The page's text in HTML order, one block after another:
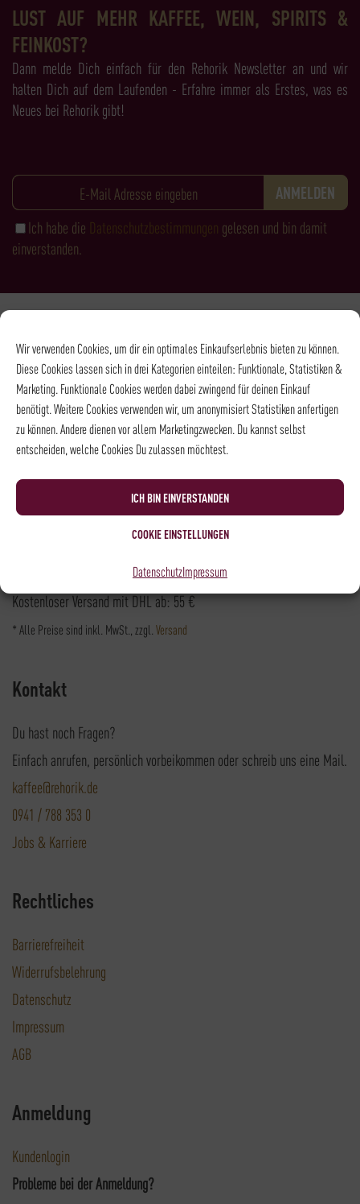
Wir verwenden Cookies, um dir ein optimales Einkaufserlebnis bieten zu können.
Diese Cookies lassen sich in drei Kategorien einteilen: Funktionale, Statistiken &
Marketing. Funktionale Cookies werden dabei zwingend für deinen Einkauf
benötigt. Weitere Cookies verwenden wir, um anonymisiert Statistiken anfertigen
zu können. Andere dienen vor allem Marketingzwecken. Du kannst selbst
entscheiden, welche Cookies Du zulassen möchtest.
ICH BIN EINVERSTANDEN
COOKIE EINSTELLUNGEN
DatenschutzImpressum
LUST AUF MEHR KAFFEE, WEIN, SPIRITS &
FEINKOST?
Dann melde Dich einfach für den Rehorik Newsletter an und wir
halten Dich auf dem Laufenden - Erfahre immer als Erstes, was es
Neues bei Rehorik gibt!
Ich habe die Datenschutzbestimmungen gelesen und bin damit
einverstanden.
Versandpartner
Versandkosten DHL: 6,5 €
Kostenloser Versand mit DHL ab: 55 €
* Alle Preise sind inkl. MwSt., zzgl. Versand
Kontakt
Du hast noch Fragen?
Einfach anrufen, persönlich vorbeikommen oder schreib uns eine Mail.
kaffee@rehorik.de
0941 / 788 353 0
Jobs & Karriere
Rechtliches
Barrierefreiheit
Widerrufsbelehrung
Datenschutz
Impressum
AGB
Anmeldung
Kundenlogin
Probleme bei der Anmeldung?